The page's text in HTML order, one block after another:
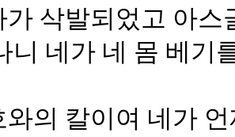
삭발되었고 아
니 네가 네 몸 베기
의 칼이여 네가